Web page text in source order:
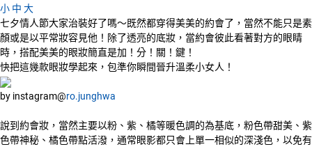
小 中 大
七夕情人節大家治裝好了嗎～既然都穿得美美的約會了，當然不能只是素
顏或是以平常妝容見他！除了透亮的底妝，當約會彼此看著對方的眼睛
時，搭配美美的眼妝簡直是加！分！關！鍵！
快把這幾款眼妝學起來，包準你瞬間晉升溫柔小女人！
by instagram@ro.junghwa
說到約會妝，當然主要以粉、紫、橘等暖色調的為基底，粉色帶甜美、紫
色帶神秘、橘色帶點活潑，通常眼影都只會上單一相似的深淺色，以免有